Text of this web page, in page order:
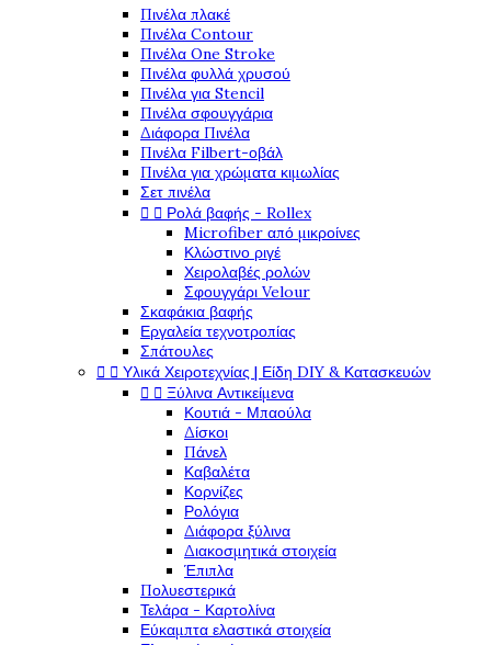
Πινέλα πλακέ
Πινέλα Contour
Πινέλα One Stroke
Πινέλα φυλλά χρυσού
Πινέλα για Stencil
Πινέλα σφουγγάρια
Διάφορα Πινέλα
Πινέλα Filbert-οβάλ
Πινέλα για χρώματα κιμωλίας
Σετ πινέλα
  Ρολά βαφής - Rollex
Microfiber από μικροίνες
Κλώστινο ριγέ
Χειρολαβές ρολών
Σφουγγάρι Velour
Σκαφάκια βαφής
Εργαλεία τεχνοτροπίας
Σπάτουλες
  Υλικά Χειροτεχνίας | Είδη DIY & Κατασκευών
  Ξύλινα Αντικείμενα
Κουτιά - Μπαούλα
Δίσκοι
Πάνελ
Καβαλέτα
Κορνίζες
Ρολόγια
Διάφορα ξύλινα
Διακοσμητικά στοιχεία
Έπιπλα
Πολυεστερικά
Τελάρα - Καρτολίνα
Εύκαμπτα ελαστικά στοιχεία